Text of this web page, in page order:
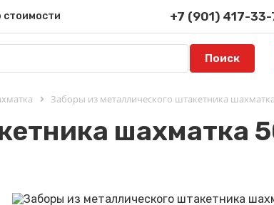
стоимости +7 (901) 417-33-
Заборы из металлического штакетника
шахматка